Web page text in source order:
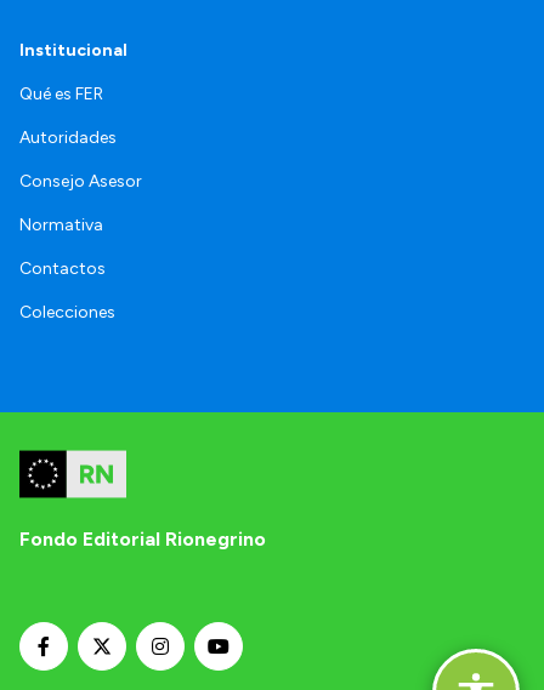
Institucional
Qué es FER
Autoridades
Consejo Asesor
Normativa
Contactos
Colecciones
Fondo Editorial Rionegrino